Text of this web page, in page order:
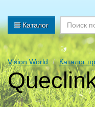
Каталог
Vision World Каталог